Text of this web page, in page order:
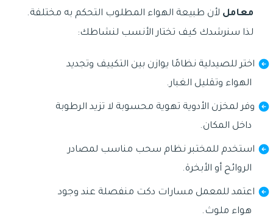
معامل لأن طبيعة الهواء المطلوب التحكم به مختلفة.
لذا سنرشدك كيف تختار الأنسب لنشاطك:
اختر للصيدلية نظامًا يوازن بين التكييف وتجديد
الهواء وتقليل الغبار.
وفر لمخزن الأدوية تهوية محسوبة لا تزيد الرطوبة
داخل المكان.
استخدم للمختبر نظام سحب مناسب لمصادر
الروائح أو الأبخرة.
اعتمد للمعمل مسارات دكت منفصلة عند وجود
هواء ملوث.